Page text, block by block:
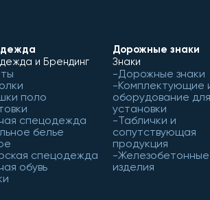
и Брендинг
поло
спецодежда
белье
спецодежда
обувь
Дорожные знаки
Знаки
Дорожные знаки
Комплектующие
оборудование для
установки
Таблички и
сопутствующая
продукция
Железобетонные
изделия